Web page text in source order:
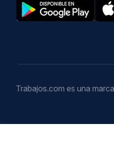
Trabajos.com es una